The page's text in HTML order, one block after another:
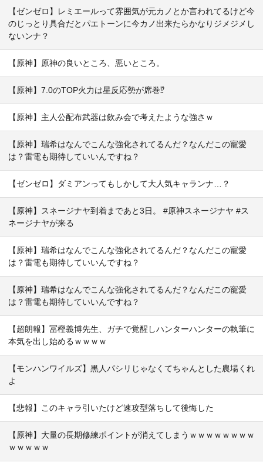
【ゼンゼロ】レミエールって雰囲気が元カノとか言われてるけど今
のじっとり具合だとパエトーンに今カノ出来たらかなりジメジメし
ないンナ？
【原神】原神の良いところ、悪いところ。
【原神】7.0のTOP火力は星反応勢が席巻⁉
【原神】主人公配布武器は飲み会で考えたような強さｗ
【原神】瑞希はなんでこんな強化されてるんだ？なんだこの寵愛
は？雷電も期待していいんですね？
【ゼンゼロ】ダミアンってもしかして大人気キャランナ…？
【原神】スネージナヤ到着まであと3日。 #原神スネージナヤ #ス
ネージナヤが来る
【原神】瑞希はなんでこんな強化されてるんだ？なんだこの寵愛
は？雷電も期待していいんですね？
【原神】瑞希はなんでこんな強化されてるんだ？なんだこの寵愛
は？雷電も期待していいんですね？
【超朗報】冨樫義博先生、ガチで覚醒しハンターハンターの執筆に
本気を出し始めるｗｗｗｗ
【モンハンワイルズ】黒人パシリじゃなくてちゃんとした農場くれ
よ
【悲報】このキャラ引いたけど速攻型落ちして後悔した
【原神】大量の長期修練ポイントが消えてしまうｗｗｗｗｗｗｗｗ
ｗｗｗｗｗ